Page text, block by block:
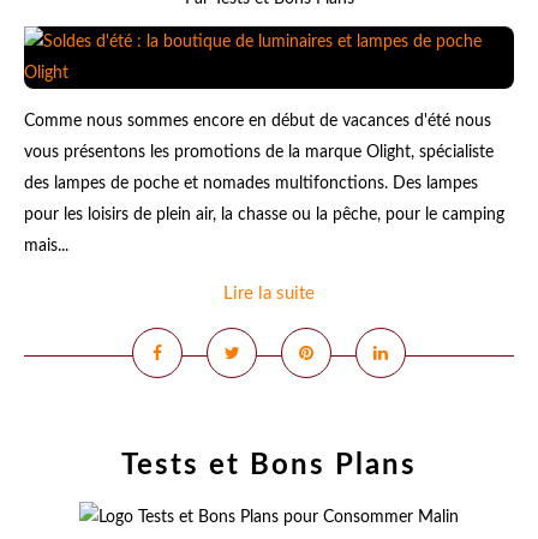
Comme nous sommes encore en début de vacances d'été nous
vous présentons les promotions de la marque Olight, spécialiste
des lampes de poche et nomades multifonctions. Des lampes
pour les loisirs de plein air, la chasse ou la pêche, pour le camping
mais...
Lire la suite
Tests et Bons Plans